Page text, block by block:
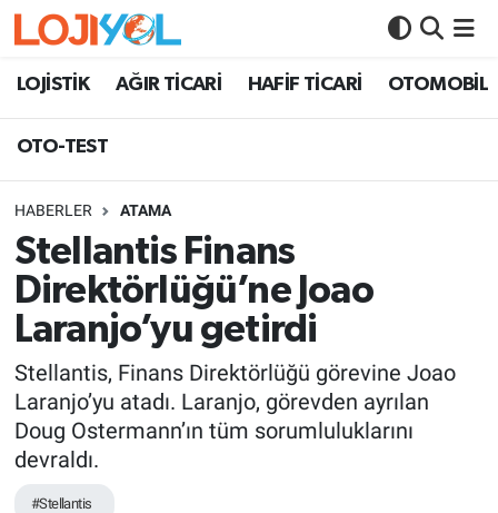
LOJİSTİK AĞIR TİCARİ HAFİF TİCARİ OTOMOBİL
OTO-TEST
HABERLER ATAMA
Stellantis Finans
Direktörlüğü’ne Joao
Laranjo’yu getirdi
Stellantis, Finans Direktörlüğü görevine Joao
Laranjo’yu atadı. Laranjo, görevden ayrılan
Doug Ostermann’ın tüm sorumluluklarını
devraldı.
#Stellantis
OTO-TEST